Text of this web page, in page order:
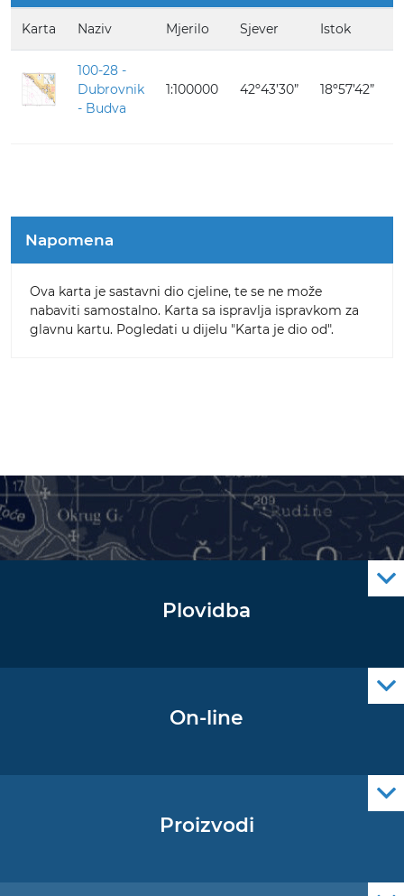
Karta Naziv Mjerilo Sjever Istok
100-28 -
Dubrovnik
- Budva
1:100000 42º43’30” 18º57’42”
Napomena
Ova karta je sastavni dio cjeline, te se ne može
nabaviti samostalno. Karta sa ispravlja ispravkom za
glavnu kartu. Pogledati u dijelu "Karta je dio od".
Plovidba
On-line
Proizvodi